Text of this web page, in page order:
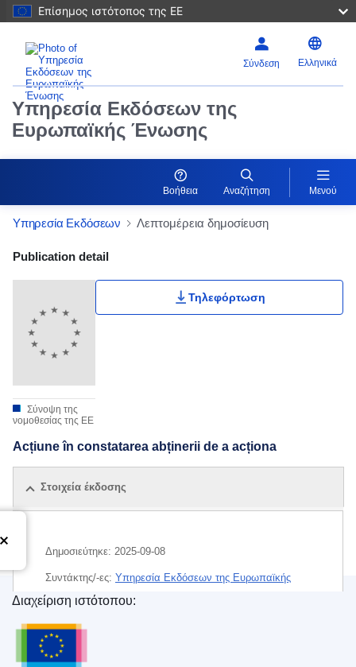
Επίσημος ιστότοπος της ΕΕ
Σύνδεση Ελληνικά
Υπηρεσία Εκδόσεων της
Ευρωπαϊκής Ένωσης
Βοήθεια Αναζήτηση Μενού
Υπηρεσία Εκδόσεων Λεπτομέρεια δημοσίευση
Publication Detail Actions Portlet
Publication detail
Σύνοψη της
νομοθεσίας της ΕΕ
Τηλεφόρτωση
Acțiune în constatarea abținerii de a acționa
Στοιχεία έκδοσης
Δημοσιεύτηκε: 2025-09-08
Συντάκτης/-ες: Υπηρεσία Εκδόσεων της Ευρωπαϊκής
Ένωσης
Released on EU publications website:
Υπηρεσία Εκδόσεων της Ευρωπαϊκής Ένωσης
Διαχείριση ιστότοπου: